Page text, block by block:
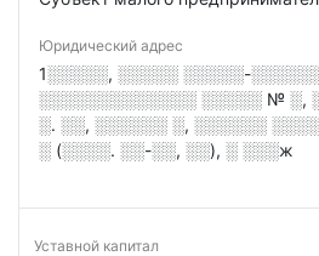
Юридический адрес
1░░░░░, ░░░░░ ░░░░░-
░░░░░░░░░░░░░ ░░░░░ № ░,
░. ░░, ░░░░░░ ░, ░░░░░░
░ (░░░░. ░░-░░, ░░), ░ ░░░ж
Уставной капитал